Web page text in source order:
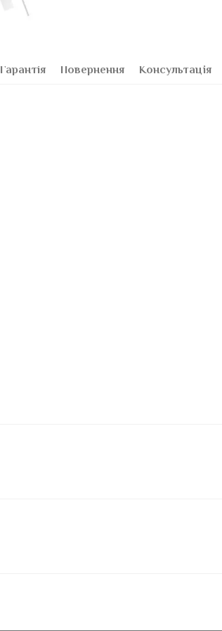
Гарантія Повернення Консультація